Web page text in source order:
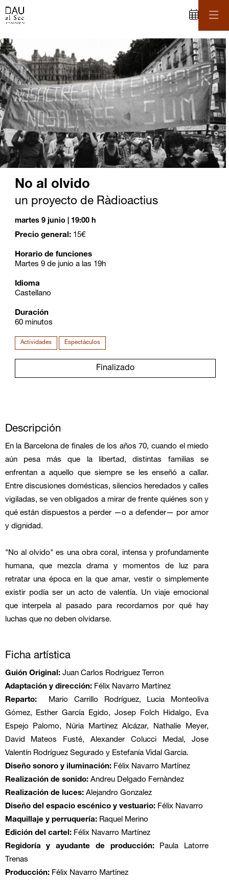
No al olvido
un proyecto de Ràdioactius
martes 9 junio| 19:00 h
Precio general: 15€
Horario de funciones
Martes 9 de junio a las 19h
Idioma
Castellano
Duración
60 minutos
Actividades Espectáculos
Finalizado
Descripción
En la Barcelona de finales de los años 70, cuando el miedo
aún pesa más que la libertad, distintas familias se
enfrentan a aquello que siempre se les enseñó a callar.
Entre discusiones domésticas, silencios heredados y calles
vigiladas, se ven obligados a mirar de frente quiénes son y
qué están dispuestos a perder —o a defender— por amor
y dignidad.
"No al olvido" es una obra coral, intensa y profundamente
humana, que mezcla drama y momentos de luz para
retratar una época en la que amar, vestir o simplemente
existir podía ser un acto de valentía. Un viaje emocional
que interpela al pasado para recordarnos por qué hay
luchas que no deben olvidarse.
Ficha artística
Guión Original: Juan Carlos Rodríguez Terron
Adaptación y dirección: Félix Navarro Martínez
Reparto:
Mario Carrillo Rodríguez, Lucia Monteoliva
Gómez, Esther García Egido, Josep Folch Hidalgo, Eva
Espejo Palomo, Núria Martínez Alcázar, Nathalie Meyer,
David Mateos Fusté, Alexander Colucci Medal, Jose
Valentín Rodríguez Segurado y Estefanía Vidal Garcia.
Diseño sonoro y iluminación:Félix Navarro Martínez
Realización de sonido:Andreu Delgado Fernàndez
Realización de luces:Alejandro Gonzalez
Diseño del espacio escénico y vestuario:Félix Navarro
Maquillaje y perruquería:Raquel Merino
Edición del cartel:Félix Navarro Martínez
Regidoría y ayudante de producción:
Paula Latorre
Trenas
Producción:Félix Navarro Martínez